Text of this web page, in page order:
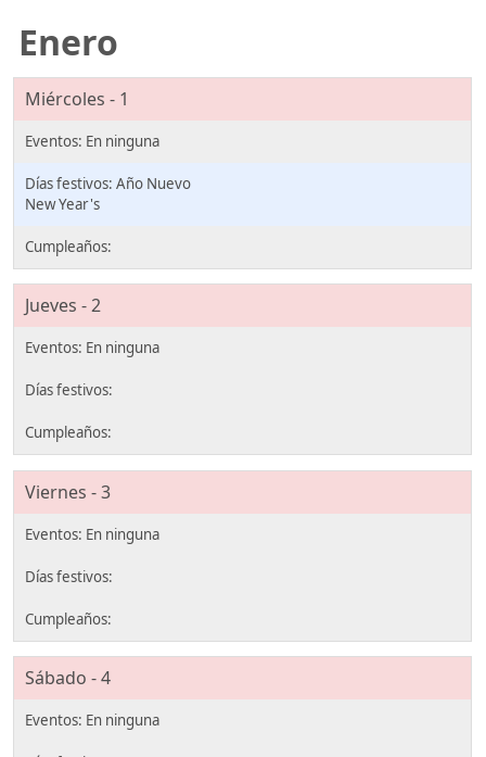
Enero
Miércoles - 1
Año Nuevo
New Year's
Jueves - 2
Viernes - 3
Sábado - 4